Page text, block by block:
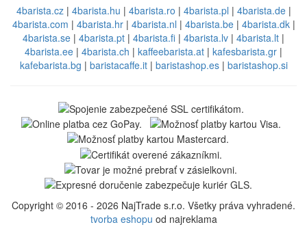
4barista.cz| 4barista.hu | 4barista.ro | 4barista.pl | 4barista.de|
4barista.com | 4barista.hr| 4barista.nl | 4barista.be| 4barista.dk|
4barista.se | 4barista.pt | 4barista.fi | 4barista.lv | 4barista.lt |
4barista.ee | 4barista.ch | kaffeebarista.at | kafesbarista.gr |
kafebarista.bg | baristacaffe.it| baristashop.es| baristashop.si
Copyright © 2016 - 2026 NajTrade s.r.o. Všetky práva vyhradené.
tvorba eshopu od najreklama